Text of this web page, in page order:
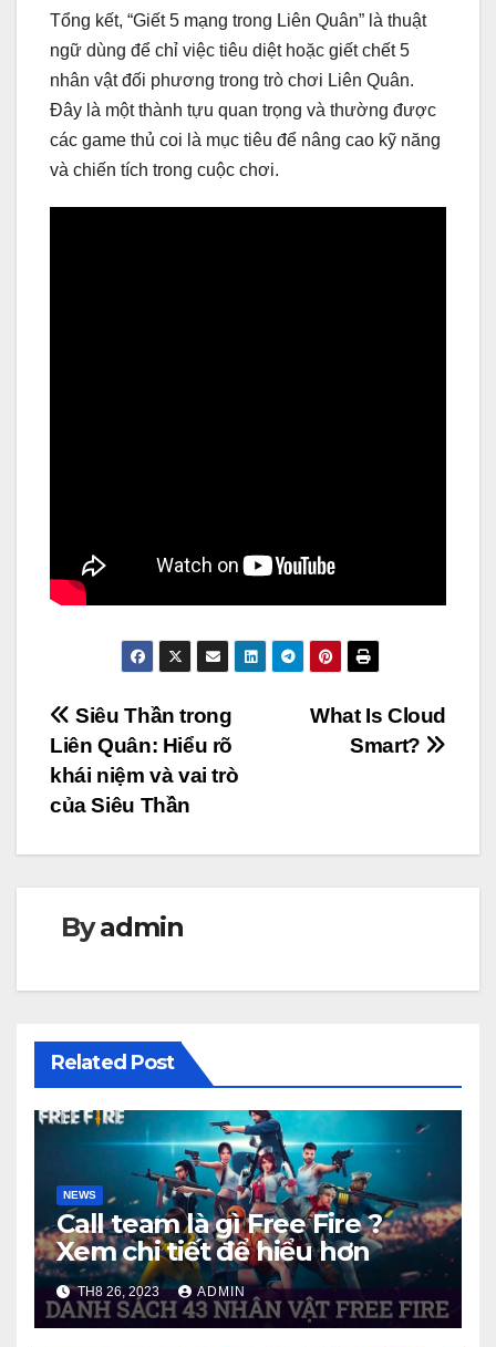
Tổng kết, “Giết 5 mạng trong Liên Quân” là thuật
ngữ dùng để chỉ việc tiêu diệt hoặc giết chết 5
nhân vật đối phương trong trò chơi Liên Quân.
Đây là một thành tựu quan trọng và thường được
các game thủ coi là mục tiêu để nâng cao kỹ năng
và chiến tích trong cuộc chơi.
Điều
hướng
bài
viết
What Is Cloud
Smart?
Siêu Thần trong
Liên Quân: Hiểu rõ
khái niệm và vai trò
của Siêu Thần
Byadmin
Related Post
NEWS
Call team là gì Free Fire ?
Xem chi tiết để hiểu hơn
TH8 26, 2023 ADMIN